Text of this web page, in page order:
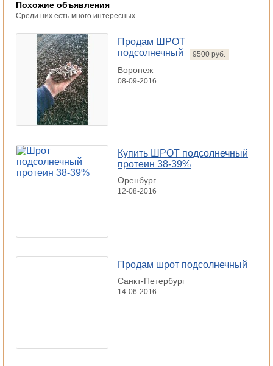
Похожие объявления
Среди них есть много интересных...
Продам ШРОТ
подсолнечный
9500 руб.
Воронеж
08-09-2016
Купить ШРОТ подсолнечный
протеин 38-39%
Оренбург
12-08-2016
Продам шрот подсолнечный
Санкт-Петербург
14-06-2016